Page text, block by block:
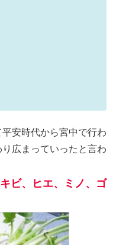
安時代から宮中で行わ
広まっていったと言わ
ビ、ヒエ、ミノ、ゴ